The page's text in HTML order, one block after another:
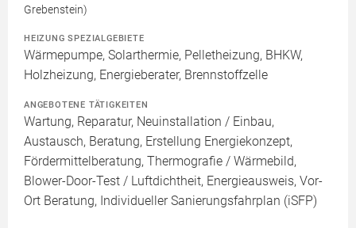
Grebenstein)
HEIZUNG SPEZIALGEBIETE
Wärmepumpe, Solarthermie, Pelletheizung, BHKW,
Holzheizung, Energieberater, Brennstoffzelle
ANGEBOTENE TÄTIGKEITEN
Wartung, Reparatur, Neuinstallation / Einbau,
Austausch, Beratung, Erstellung Energiekonzept,
Fördermittelberatung, Thermografie / Wärmebild,
Blower-Door-Test / Luftdichtheit, Energieausweis, Vor-
Ort Beratung, Individueller Sanierungsfahrplan (iSFP)